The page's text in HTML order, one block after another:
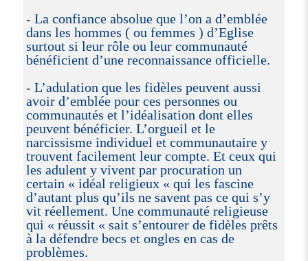
- La confiance absolue que l’on a d’emblée
dans les hommes ( ou femmes ) d’Eglise
surtout si leur rôle ou leur communauté
bénéficient d’une reconnaissance officielle.
- L’adulation que les fidèles peuvent aussi
avoir d’emblée pour ces personnes ou
communautés et l’idéalisation dont elles
peuvent bénéficier. L’orgueil et le
narcissisme individuel et communautaire y
trouvent facilement leur compte. Et ceux qui
les adulent y vivent par procuration un
certain « idéal religieux « qui les fascine
d’autant plus qu’ils ne savent pas ce qui s’y
vit réellement. Une communauté religieuse
qui « réussit « sait s’entourer de fidèles prêts
à la défendre becs et ongles en cas de
problèmes.